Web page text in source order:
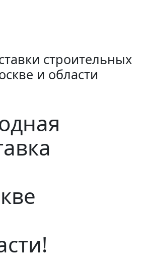
строительных
и области